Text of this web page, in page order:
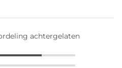
achtergelaten